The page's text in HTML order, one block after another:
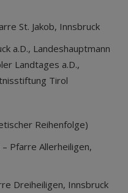
St. Jakob, Innsbruck
a.D., Landeshauptmann
Landtages a.D.,
Tirol
Reihenfolge)
– Pfarre Allerheiligen,
Dreiheiligen, Innsbruck